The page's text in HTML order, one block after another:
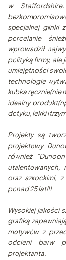
w
specjalnej glinki
porcelanie
wprowadził
polityką firmy, ale
umiejętności
technologię
kubka ręcznie(nie
idealny
dotyku, lekki i
Projekty są
projektowy
również
utalentowanych,
oraz szkockimi,
ponad 25 lat!!!
Wysokiej jakości
grafiką
motywów z
odcieni barw
projektanta.